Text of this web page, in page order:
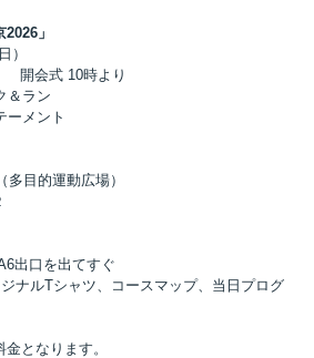
」
）
会式 10時より
ラン
メント
目的運動広場）
口を出てすぐ
ナルTシャツ、コースマップ、当日プログ
を贈呈）
金となります。